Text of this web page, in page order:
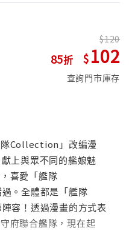
85
120
102
查詢門市庫存
Collection」改編漫
上與眾不同的艦娘魅
喜愛「艦隊
。全體都是「艦隊
容！透過漫畫的方式表
府聯合艦隊，現在起